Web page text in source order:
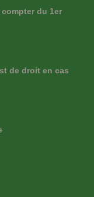
du 1er
de droit en cas